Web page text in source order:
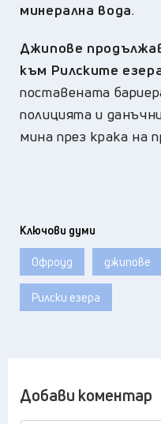
минерална вода.
Джипове
към Рилските
поставената
полицията и
мина през крака на
Ключови думи
Офроуд джипове
Рилски езера
Добави коментар